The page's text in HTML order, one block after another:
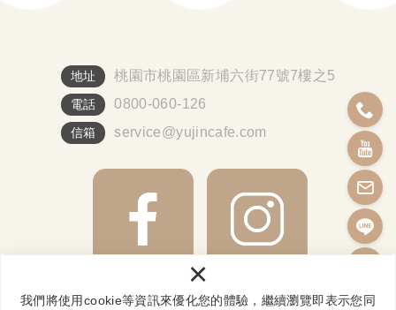
我們將使用cookie等資訊來優化您的體驗，繼續瀏覽即表示您同
×
地址 桃園市桃園區新埔六街77號7樓之5
電話 0800-060-126
信箱 service@yujincafe.com